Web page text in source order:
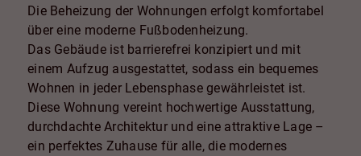
Die Beheizung der Wohnungen erfolgt komfortabel
über eine moderne Fußbodenheizung.
Das Gebäude ist barrierefrei konzipiert und mit
einem Aufzug ausgestattet, sodass ein bequemes
Wohnen in jeder Lebensphase gewährleistet ist.
Diese Wohnung vereint hochwertige Ausstattung,
durchdachte Architektur und eine attraktive Lage –
ein perfektes Zuhause für alle, die modernes